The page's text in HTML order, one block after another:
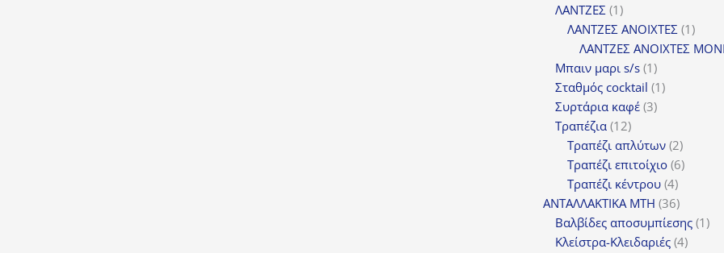
ΛΑΝΤΖΕΣ 11
προϊόν
ΛΑΝΤΖΕΣ ΑΝΟΙΧΤΕΣ 11
ΛΑΝΤΖΕΣ ΑΝΟΙΧΤΕΣ
Μπαιν μαρι s/s 11
προϊόν
Σταθμός cocktail 11
Συρτάρια καφέ 33
Τραπέζια 1212
προϊόντα
Τραπέζι απλύτων 22
Τραπέζι επιτοίχιο 66
Τραπέζι κέντρου 44
ΑΝΤΑΛΛΑΚΤΙΚΑ MTH 3636
Βαλβίδες αποσυμπίεσης 11
Κλείστρα-Κλειδαριές 44